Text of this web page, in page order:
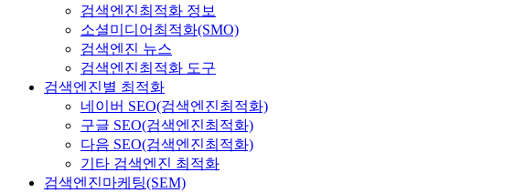
검색엔진최적화 정보
소셜미디어최적화(SMO)
검색엔진 뉴스
검색엔진최적화 도구
검색엔진별 최적화
네이버 SEO(검색엔진최적화)
구글 SEO(검색엔진최적화)
다음 SEO(검색엔진최적화)
기타 검색엔진 최적화
검색엔진마케팅(SEM)